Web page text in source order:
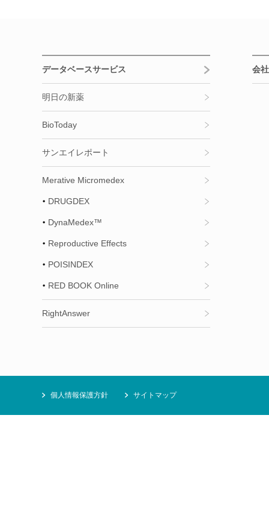
データベースサービス
明日の新薬
BioToday
サンエイレポート
Merative Micromedex
DRUGDEX
DynaMedex™
Reproductive Effects
POISINDEX
RED BOOK Online
RightAnswer
会
個人情報保護方針 サイトマップ